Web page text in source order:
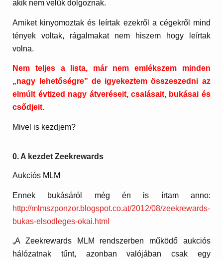
akik nem velűk dolgoznak.
Amiket kinyomoztak és leírtak ezekről a cégekről mind
tények voltak, rágalmakat nem hiszem hogy leírtak
volna.
Nem teljes a lista, már nem emlékszem minden
„nagy lehetőségre” de igyekeztem összeszedni az
elmúlt évtized nagy átveréseit, csalásait, bukásai és
csődjeit.
Mivel is kezdjem?
0. A kezdet Zeekrewards
Aukciós MLM
Ennek bukásáról még én is írtam anno:
http://mlmszponzor.blogspot.co.at/2012/08/zeekrewards-
bukas-elsodleges-okai.html
„A Zeekrewards MLM rendszerben működő aukciós
hálózatnak tűnt, azonban valójában csak egy